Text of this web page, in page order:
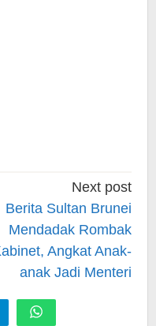
Next post
Berita Sultan Brunei
Mendadak Rombak
Angkat Anak-
anak Jadi Menteri